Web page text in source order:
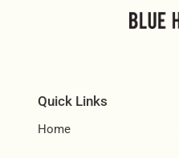
Quick Links
Home